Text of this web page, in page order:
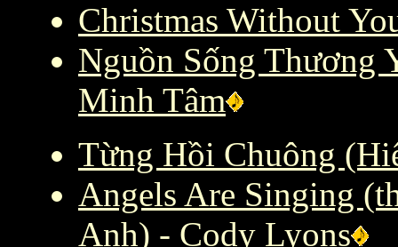
Christmas Without
Nguồn Sống Thương
Minh Tâm
Từng Hồi Chuông
Angels Are Singing
Anh) - Cody Lyons